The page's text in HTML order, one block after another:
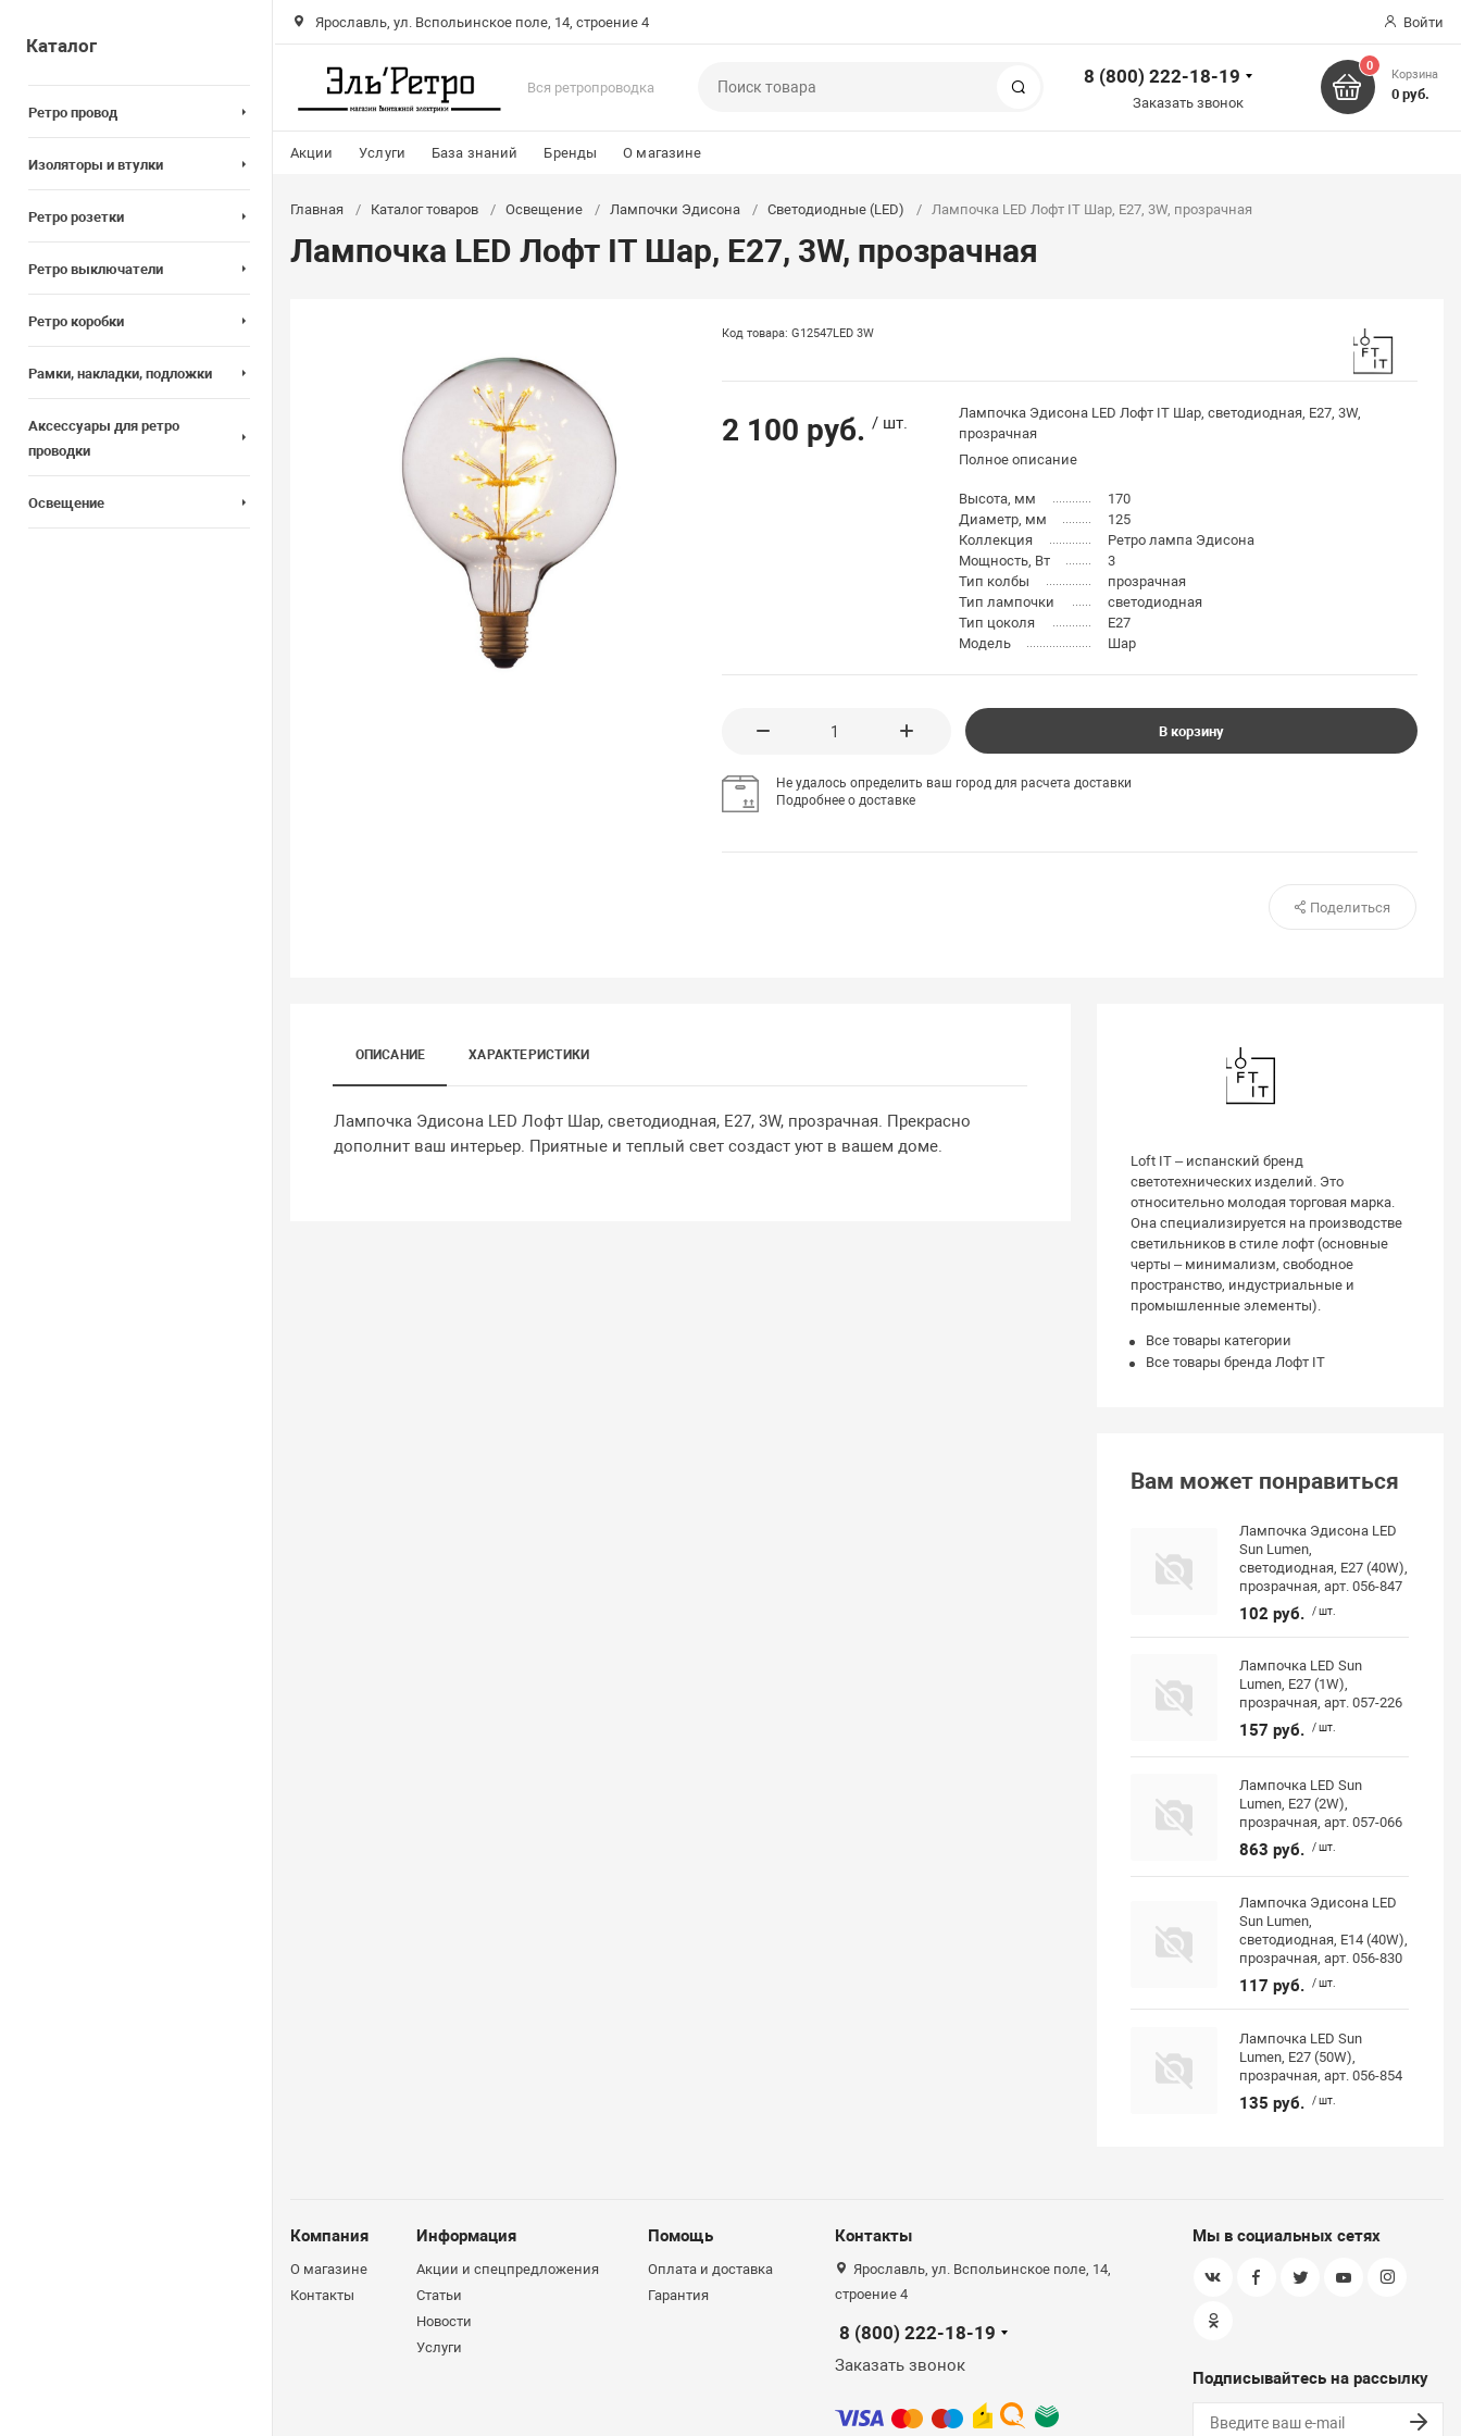
Ярославль, ул. Вспольинское поле, 14, строение 4 Войти
Вся ретропроводка 8 (800) 222-18-19
Заказать звонок
0
Корзина
0 руб.
Акции Услуги База знаний Бренды О магазине
Каталог
Ретро провод
Изоляторы и втулки
Ретро розетки
Ретро выключатели
Ретро коробки
Рамки, накладки, подложки
Аксессуары для ретро
проводки
Освещение
Главная Каталог товаров Освещение Лампочки Эдисона Светодиодные (LED) Лампочка LED Лофт IT Шар, E27, 3W, прозрачная
Лампочка LED Лофт IT Шар, E27, 3W, прозрачная
Код товара: G12547LED 3W
2 100 руб. / шт.
Лампочка Эдисона LED Лофт IT Шар, светодиодная, E27, 3W,
прозрачная
Полное описание
Высота, мм
170
Диаметр, мм
125
Коллекция
Ретро лампа Эдисона
Мощность, Вт
3
Тип колбы
прозрачная
Тип лампочки
светодиодная
Тип цоколя
E27
Модель
Шар
В корзину
Не удалось определить ваш город для расчета доставки
Подробнее о доставке
Поделиться
ОПИСАНИЕ ХАРАКТЕРИСТИКИ
Лампочка Эдисона LED Лофт Шар, светодиодная, E27, 3W, прозрачная. Прекрасно
дополнит ваш интерьер. Приятные и теплый свет создаст уют в вашем доме.
Loft IT – испанский бренд
светотехнических изделий. Это
относительно молодая торговая марка.
Она специализируется на производстве
светильников в стиле лофт (основные
черты – минимализм, свободное
пространство, индустриальные и
промышленные элементы).
Все товары категории
Все товары бренда Лофт IT
Вам может понравиться
Лампочка Эдисона LED
Sun Lumen,
светодиодная, E27 (40W),
прозрачная, арт. 056-847
102 руб. / шт.
Лампочка LED Sun
Lumen, E27 (1W),
прозрачная, арт. 057-226
157 руб. / шт.
Лампочка LED Sun
Lumen, E27 (2W),
прозрачная, арт. 057-066
863 руб. / шт.
Лампочка Эдисона LED
Sun Lumen,
светодиодная, E14 (40W),
прозрачная, арт. 056-830
117 руб. / шт.
Лампочка LED Sun
Lumen, E27 (50W),
прозрачная, арт. 056-854
135 руб. / шт.
Компания
О магазине
Контакты
Информация
Акции и спецпредложения
Статьи
Новости
Услуги
Помощь
Оплата и доставка
Гарантия
Контакты
Ярославль, ул. Вспольинское поле, 14,
строение 4
8 (800) 222-18-19
Заказать звонок
Мы в социальных сетях
Подписывайтесь на рассылку